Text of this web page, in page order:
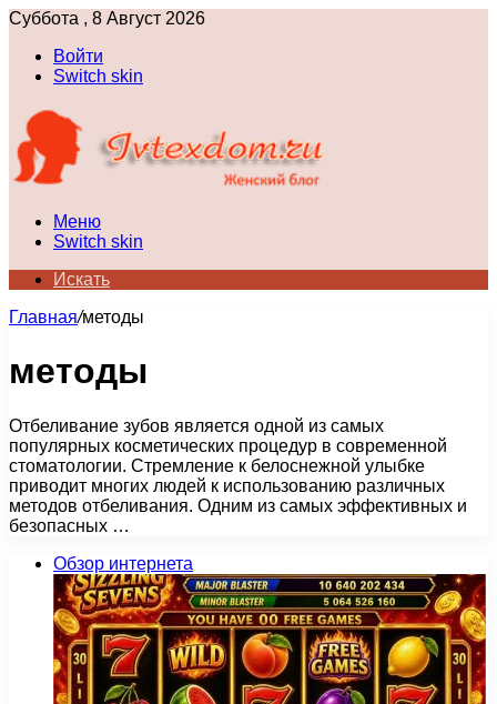
Суббота , 8 Август 2026
Войти
Switch skin
Меню
Switch skin
Искать
Главная/методы
методы
Отбеливание зубов является одной из самых
популярных косметических процедур в современной
стоматологии. Стремление к белоснежной улыбке
приводит многих людей к использованию различных
методов отбеливания. Одним из самых эффективных и
безопасных …
Обзор интернета